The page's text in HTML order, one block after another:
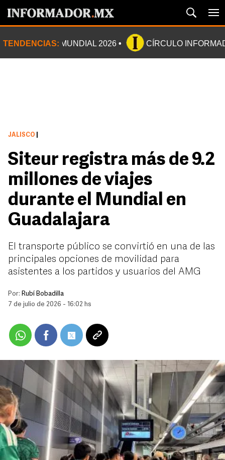
TENDENCIAS: MUNDIAL 2026 CÍRCULO
JALISCO
Siteur registra más de 9.2
millones de viajes
durante el Mundial en
Guadalajara
El transporte público se convirtió en una de las
principales opciones de movilidad para
asistentes a los partidos y usuarios del AMG
Por: Rubí Bobadilla
7 de julio de 2026 - 16:02 hs